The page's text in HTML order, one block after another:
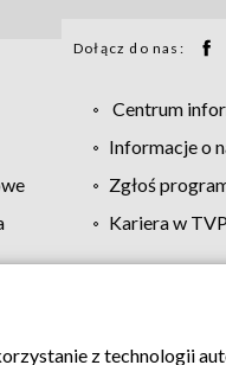
Dołącz do nas:
Centrum
Informacje o
Zgłoś
Kariera w TVP
prywatności Moje
z technologii